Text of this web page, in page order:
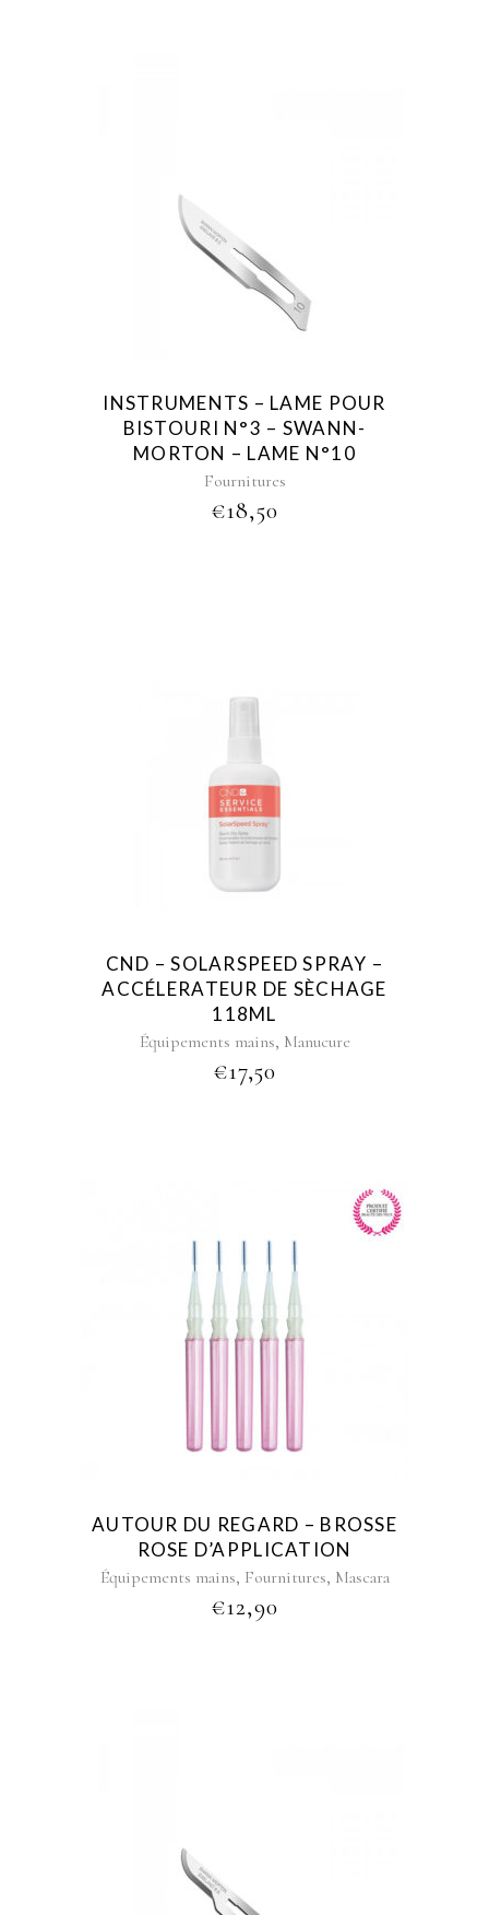
INSTRUMENTS – LAME POUR
BISTOURI N°3 – SWANN-
MORTON – LAME N°10
Fournitures
€18,50
CND – SOLARSPEED SPRAY –
ACCÉLERATEUR DE SÈCHAGE
118ML
Équipements mains, Manucure
€17,50
AUTOUR DU REGARD – BROSSE
ROSE D’APPLICATION
Équipements mains, Fournitures, Mascara
€12,90